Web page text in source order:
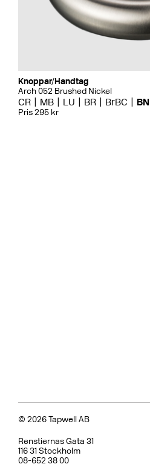
Knoppar/Handtag
Arch 052 Brushed Nickel
CR MB LU BR BrBC BN
Pris 295 kr
© 2026 Tapwell AB
Renstiernas Gata 31
116 31 Stockholm
08-652 38 00